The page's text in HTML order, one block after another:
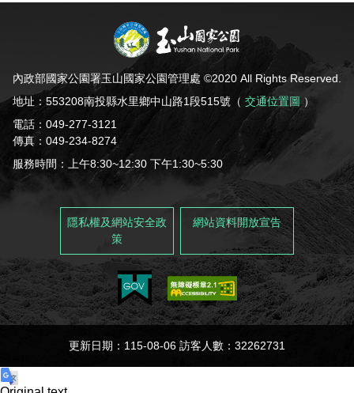
內政部國家公園署玉山國家公園管理處 ©2020 All Rights Reserved.
地址：553208南投縣水里鄉中山路1段515號（ 交通位置圖 ）
電話：049-277-3121
傳真：049-234-8274
服務時間：上午8:30~12:30 下午1:30~5:30
隱私權及網站安全政
策
網站資料開放宣告
更新日期：115-08-06 訪客人數：32262731